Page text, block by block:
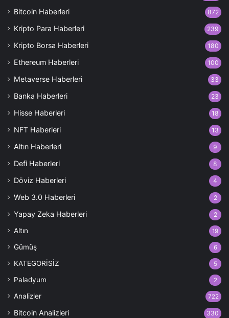
Bitcoin Haberleri 872
Kripto Para Haberleri 239
Kripto Borsa Haberleri 180
Ethereum Haberleri 100
Metaverse Haberleri 33
Banka Haberleri 23
Hisse Haberleri 18
NFT Haberleri 13
Altın Haberleri 9
Defi Haberleri 8
Döviz Haberleri 4
Web 3.0 Haberleri 2
Yapay Zeka Haberleri 2
Altın 19
Gümüş 6
KATEGORİSİZ 5
Paladyum 2
Analizler 722
Bitcoin Analizleri 330